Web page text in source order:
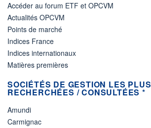
Accéder au forum ETF et OPCVM
Actualités OPCVM
Points de marché
Indices France
Indices internationaux
Matières premières
SOCIÉTÉS DE GESTION LES PLUS
RECHERCHÉES / CONSULTÉES *
Amundi
Carmignac